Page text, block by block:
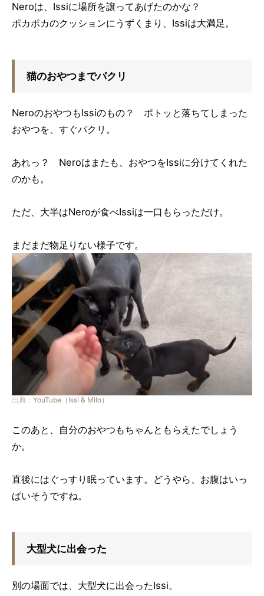
Neroは、Issiに場所を譲ってあげたのかな？
ポカポカのクッションにうずくまり、Issiは大満足。
猫のおやつまでパクリ
NeroのおやつもIssiのもの？ ポトッと落ちてしまった
おやつを、すぐパクリ。
あれっ？ Neroはまたも、おやつをIssiに分けてくれた
のかも。
ただ、大半はNeroが食べIssiは一口もらっただけ。
まだまだ物足りない様子です。
出典： YouTube（Issi & Milo）
このあと、自分のおやつもちゃんともらえたでしょう
か。
直後にはぐっすり眠っています。どうやら、お腹はいっ
ぱいそうですね。
大型犬に出会った
別の場面では、大型犬に出会ったIssi。